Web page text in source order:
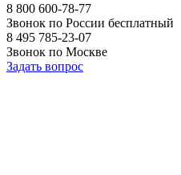
8 800 600-78-77
Звонок по России бесплатный
8 495 785-23-07
Звонок по Москве
Задать вопрос